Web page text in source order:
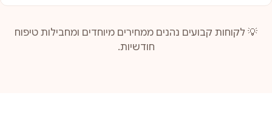
💡 לקוחות קבועים נהנים ממחירים מיוחדים ומחבילות טיפוח
חודשיות.